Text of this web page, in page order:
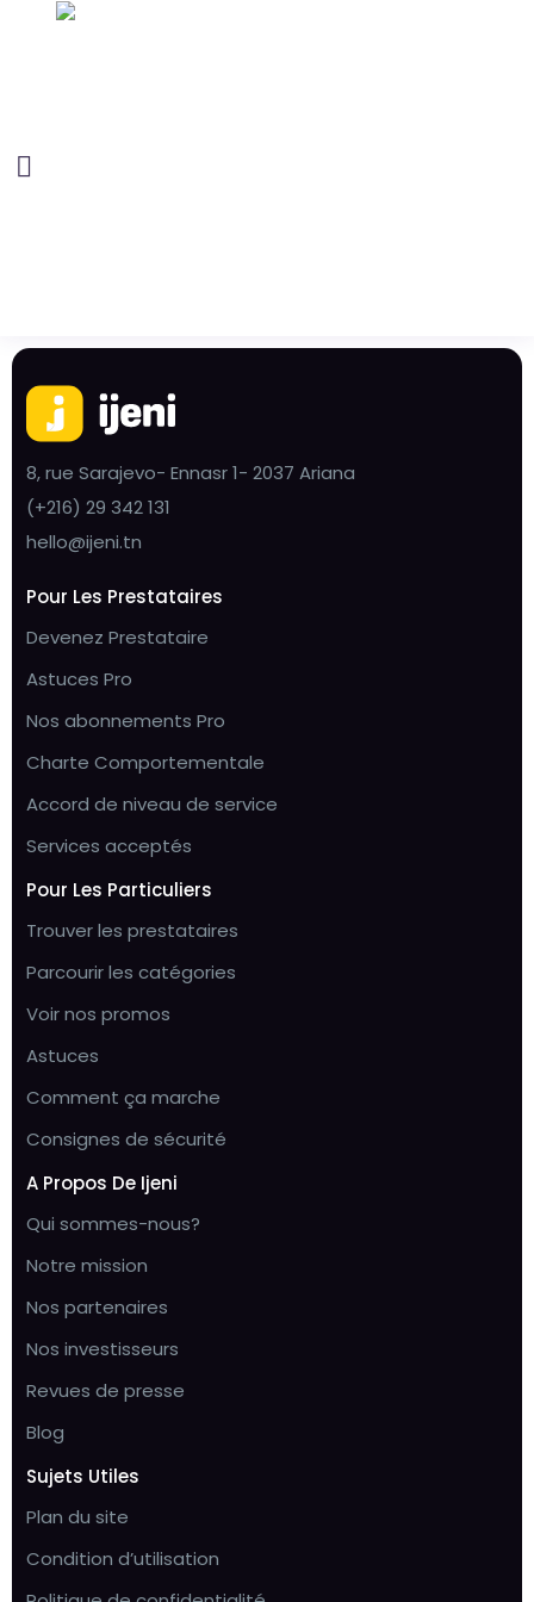
8, rue Sarajevo- Ennasr 1- 2037 Ariana
(+216) 29 342 131
hello@ijeni.tn
Pour Les Prestataires
Devenez Prestataire
Astuces Pro
Nos abonnements Pro
Charte Comportementale
Accord de niveau de service
Services acceptés
Pour Les Particuliers
Trouver les prestataires
Parcourir les catégories
Voir nos promos
Astuces
Comment ça marche
Consignes de sécurité
A Propos De Ijeni
Qui sommes-nous?
Notre mission
Nos partenaires
Nos investisseurs
Revues de presse
Blog
Sujets Utiles
Plan du site
Condition d’utilisation